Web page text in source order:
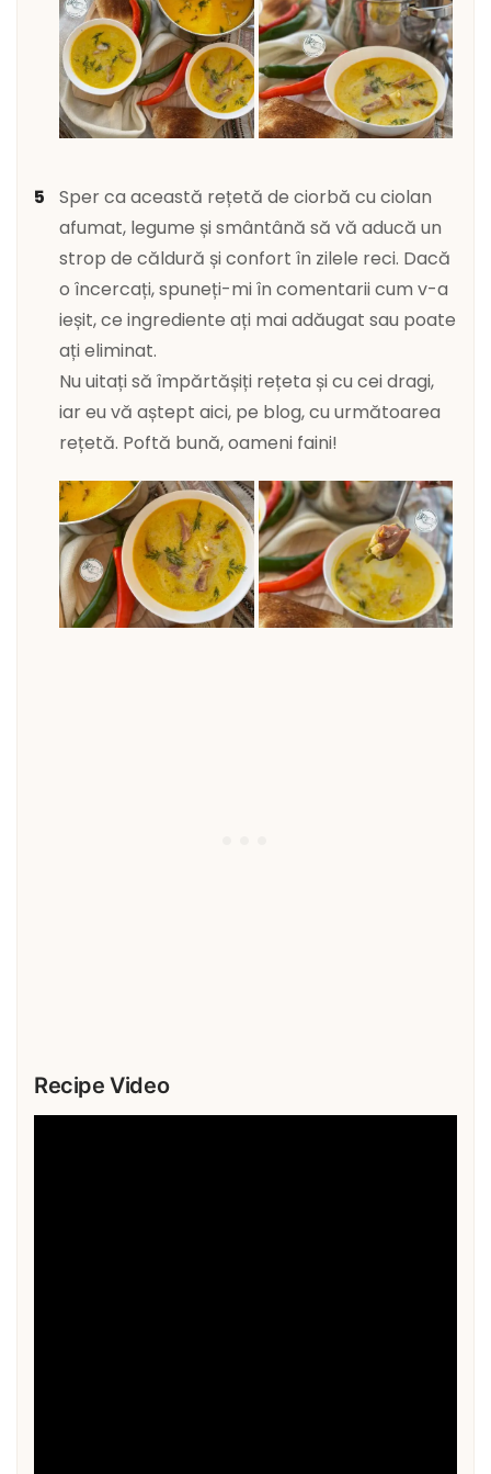
Sper ca această rețetă de ciorbă cu ciolan
afumat, legume și smântână să vă aducă un
strop de căldură și confort în zilele reci. Dacă
o încercați, spuneți-mi în comentarii cum v-a
ieșit, ce ingrediente ați mai adăugat sau poate
ați eliminat.
Nu uitați să împărtășiți rețeta și cu cei dragi,
iar eu vă aștept aici, pe blog, cu următoarea
rețetă. Poftă bună, oameni faini!
Recipe Video